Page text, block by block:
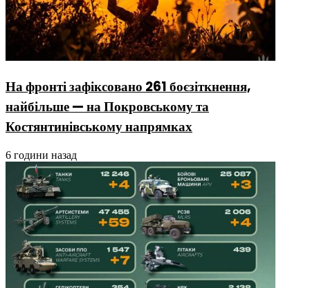
На фронті зафіксовано 261 боєзіткнення,
найбільше — на Покровському та
Костянтинівському напрямках
6 години назад